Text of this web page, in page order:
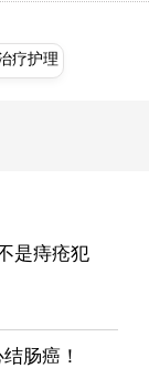
疗护理
是痔疮犯
肠癌！